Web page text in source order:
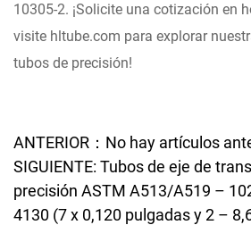
10305-2. ¡Solicite una cotización en
visite hltube.com para explorar
tubos de precisión!
ANTERIOR：No hay artículos
SIGUIENTE: Tubos de eje de
precisión ASTM A513/A519 –
4130 (7 x 0,120 pulgadas y 2 –